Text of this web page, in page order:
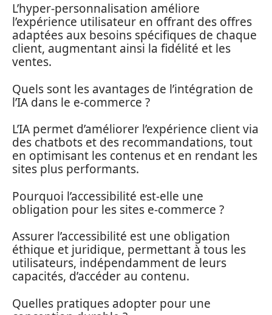
L’hyper-personnalisation améliore
l’expérience utilisateur en offrant des offres
adaptées aux besoins spécifiques de chaque
client, augmentant ainsi la fidélité et les
ventes.
Quels sont les avantages de l’intégration de
l’IA dans le e-commerce ?
L’IA permet d’améliorer l’expérience client via
des chatbots et des recommandations, tout
en optimisant les contenus et en rendant les
sites plus performants.
Pourquoi l’accessibilité est-elle une
obligation pour les sites e-commerce ?
Assurer l’accessibilité est une obligation
éthique et juridique, permettant à tous les
utilisateurs, indépendamment de leurs
capacités, d’accéder au contenu.
Quelles pratiques adopter pour une